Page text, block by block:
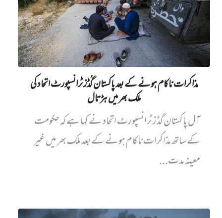
مذاکرات ناکام ہونے کے بعد پاکستان گُڈز ٹرانسپورٹ اتحاد کی
ملک بھر میں ہڑتال
آل پاکستان گڈز ٹرانسپورٹ اتحاد نے کہا ہے کہ حکومت
کے ساتھ مذاکرات ناکام ہونے کے بعد ملک بھر میں غیر
معینہ مدت...